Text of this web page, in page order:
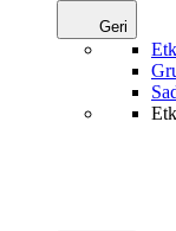
Geri